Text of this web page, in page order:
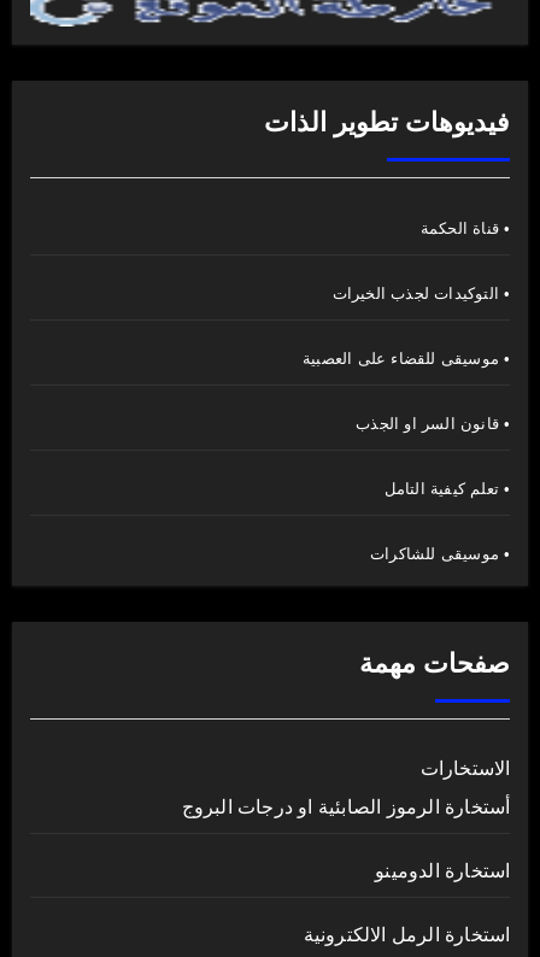
فيديوهات تطوير الذات
• قناة الحكمة
• التوكيدات لجذب الخيرات
• موسيقى للقضاء على العصبية
• قانون السر او الجذب
• تعلم كيفية التامل
• موسيقى للشاكرات
صفحات مهمة
الاستخارات
أستخارة الرموز الصابئية او درجات البروج
استخارة الدومينو
استخارة الرمل الالكترونية